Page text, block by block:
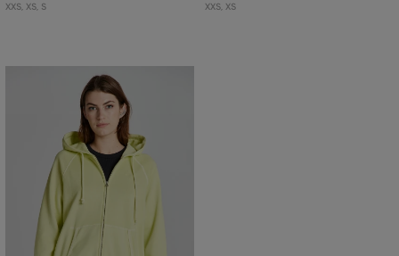
XXS, XS, S XXS, XS